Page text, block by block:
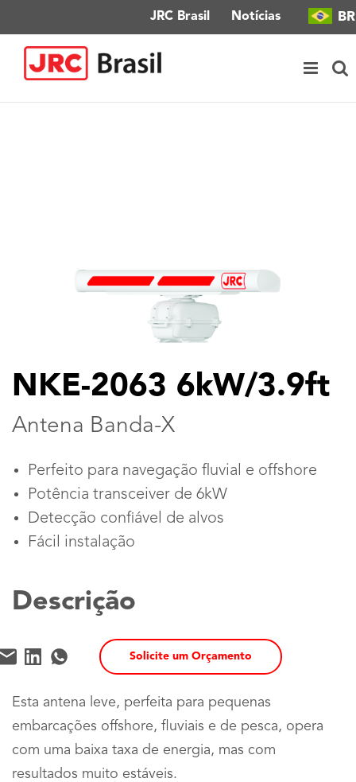
conteúdo
JRC Brasil Notícias BR
NKE-2063 6kW/3.9ft
Antena Banda-X
Perfeito para navegação fluvial e offshore
Potência transceiver de 6kW
Detecção confiável de alvos
Fácil instalação
Descrição
Solicite um Orçamento
Esta antena leve, perfeita para pequenas
embarcações offshore, fluviais e de pesca, opera
com uma baixa taxa de energia, mas com
resultados muito estáveis.